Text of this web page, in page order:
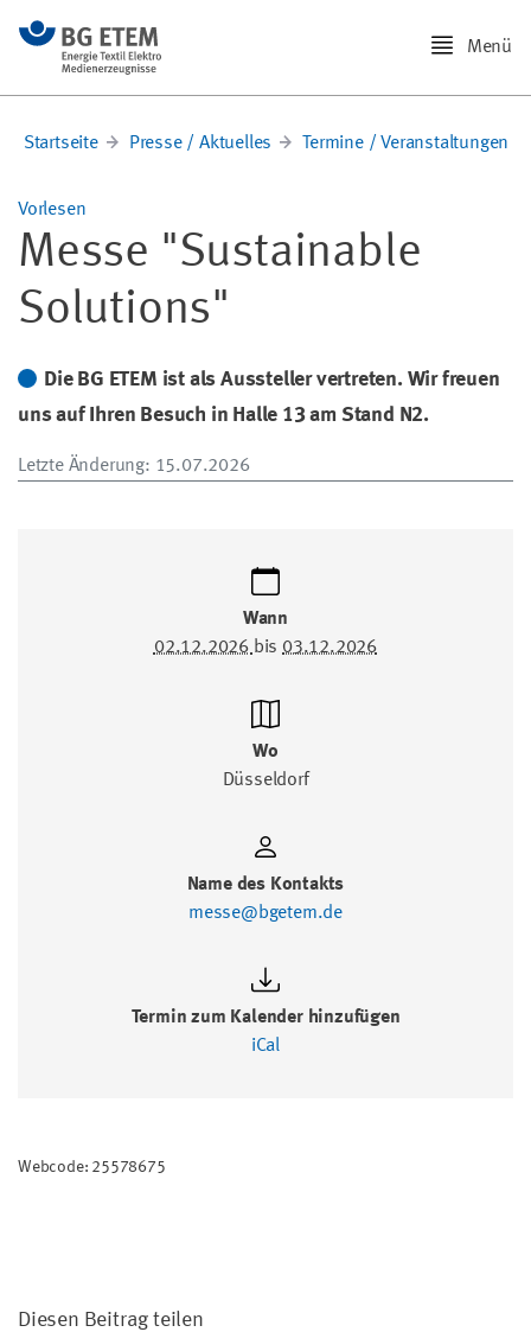
Menü
Startseite Presse / Aktuelles Termine / Veranstaltungen
Vorlesen
Messe "Sustainable
Solutions"
Die BG ETEM ist als Aussteller vertreten. Wir freuen
uns auf Ihren Besuch in Halle 13 am Stand N2.
Letzte Änderung: 15.07.2026
Wann
02.12.2026 bis 03.12.2026
Wo
Düsseldorf
Name des Kontakts
messe@bgetem.de
Termin zum Kalender hinzufügen
iCal
Webcode: 25578675
Diesen Beitrag teilen